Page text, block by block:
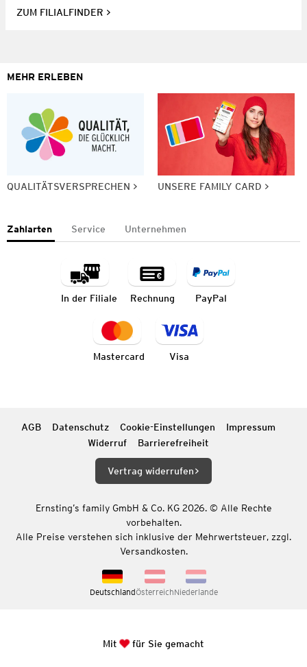
ZUM FILIALFINDER
MEHR ERLEBEN
QUALITÄTSVERSPRECHEN UNSERE FAMILY CARD
Zahlarten Service Unternehmen
In der Filiale Rechnung PayPal
Mastercard Visa
AGB Datenschutz Cookie-Einstellungen
Impressum
Widerruf
Barrierefreiheit
Vertrag widerrufen
Ernsting’s family GmbH & Co. KG 2026. © Alle Rechte
vorbehalten.
Alle Preise verstehen sich inklusive der Mehrwertsteuer, zzgl.
Versandkosten.
DeutschlandÖsterreichNiederlande
Mit für Sie gemacht